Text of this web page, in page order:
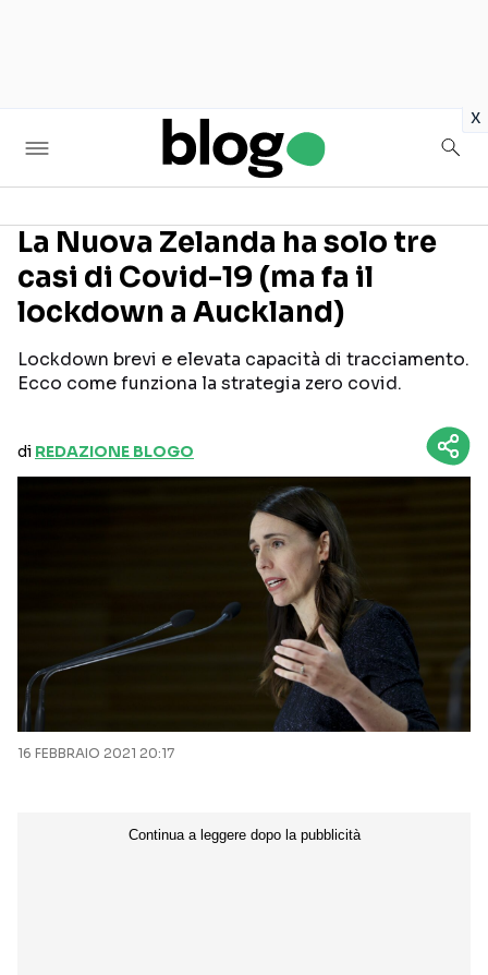
x
Seguici sui social
La Nuova Zelanda ha solo tre
casi di Covid-19 (ma fa il
lockdown a Auckland)
Lockdown brevi e elevata capacità di tracciamento.
Ecco come funziona la strategia zero covid.
di REDAZIONE BLOGO
16 FEBBRAIO 2021 20:17